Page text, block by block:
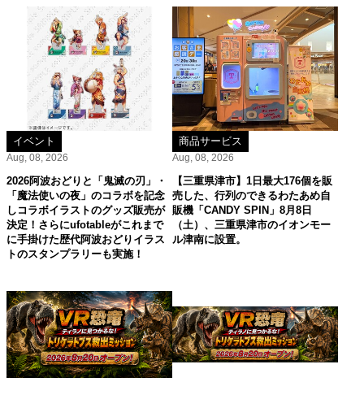
イベント
Aug, 08, 2026
2026阿波おどりと「鬼滅の刃」・
「魔法使いの夜」のコラボを記念
しコラボイラストのグッズ販売が
決定！さらにufotableがこれまで
に手掛けた歴代阿波おどりイラス
トのスタンプラリーも実施！
商品サービス
Aug, 08, 2026
【三重県津市】1日最大176個を販
売した、行列のできるわたあめ自
販機「CANDY SPIN」8月8日
（土）、三重県津市のイオンモー
ル津南に設置。